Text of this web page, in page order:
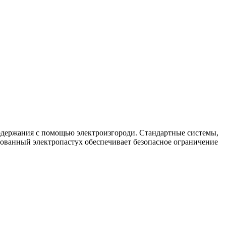
с помощью электроизгороди. Стандартные системы,
электропастух обеспечивает безопасное ограничение